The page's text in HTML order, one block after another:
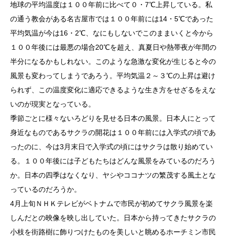
地球の平均温度は１００年前に比べて０・7℃上昇している。私
の通う教会がある名古屋市では１００年前には14・5℃であった
平均気温が今は16・2℃、なにもしないでこのままいくと今から
１００年後には最悪の場合20℃を超え、真夏日や熱帯夜が年間の
半分になるかもしれない。このような急激な変化が生じると今の
風景も変わってしまうであろう。平均気温２～３℃の上昇は避け
られず、この温度変化に適応できるような生き方をせざるをえな
いのが現実となっている。
季節ごとに様々ないろどりを見せる日本の風景。日本人にとって
身近なものであるサクラの開花は１００年前には入学式の頃であ
ったのに、今は3月末日で入学式の頃にはサクラは散り始めてい
る。１００年後には子どもたちはどんな風景をみているのだろう
か。日本の四季はなくなり、ヤシやココナツの繁茂する風土とな
っているのだろうか。
4月上旬ＮＨＫテレビがベトナムで市民が初めてサクラ風景を楽
しんだとの映像を映し出していた。日本から持ってきたサクラの
小枝を街路樹に飾りつけたものを美しいと眺めるホーチミン市民